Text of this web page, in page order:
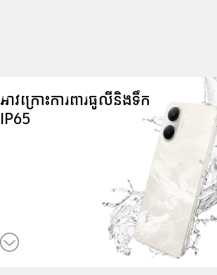
អាវក្រោះការពារធូលីនិងទឹក
IP65